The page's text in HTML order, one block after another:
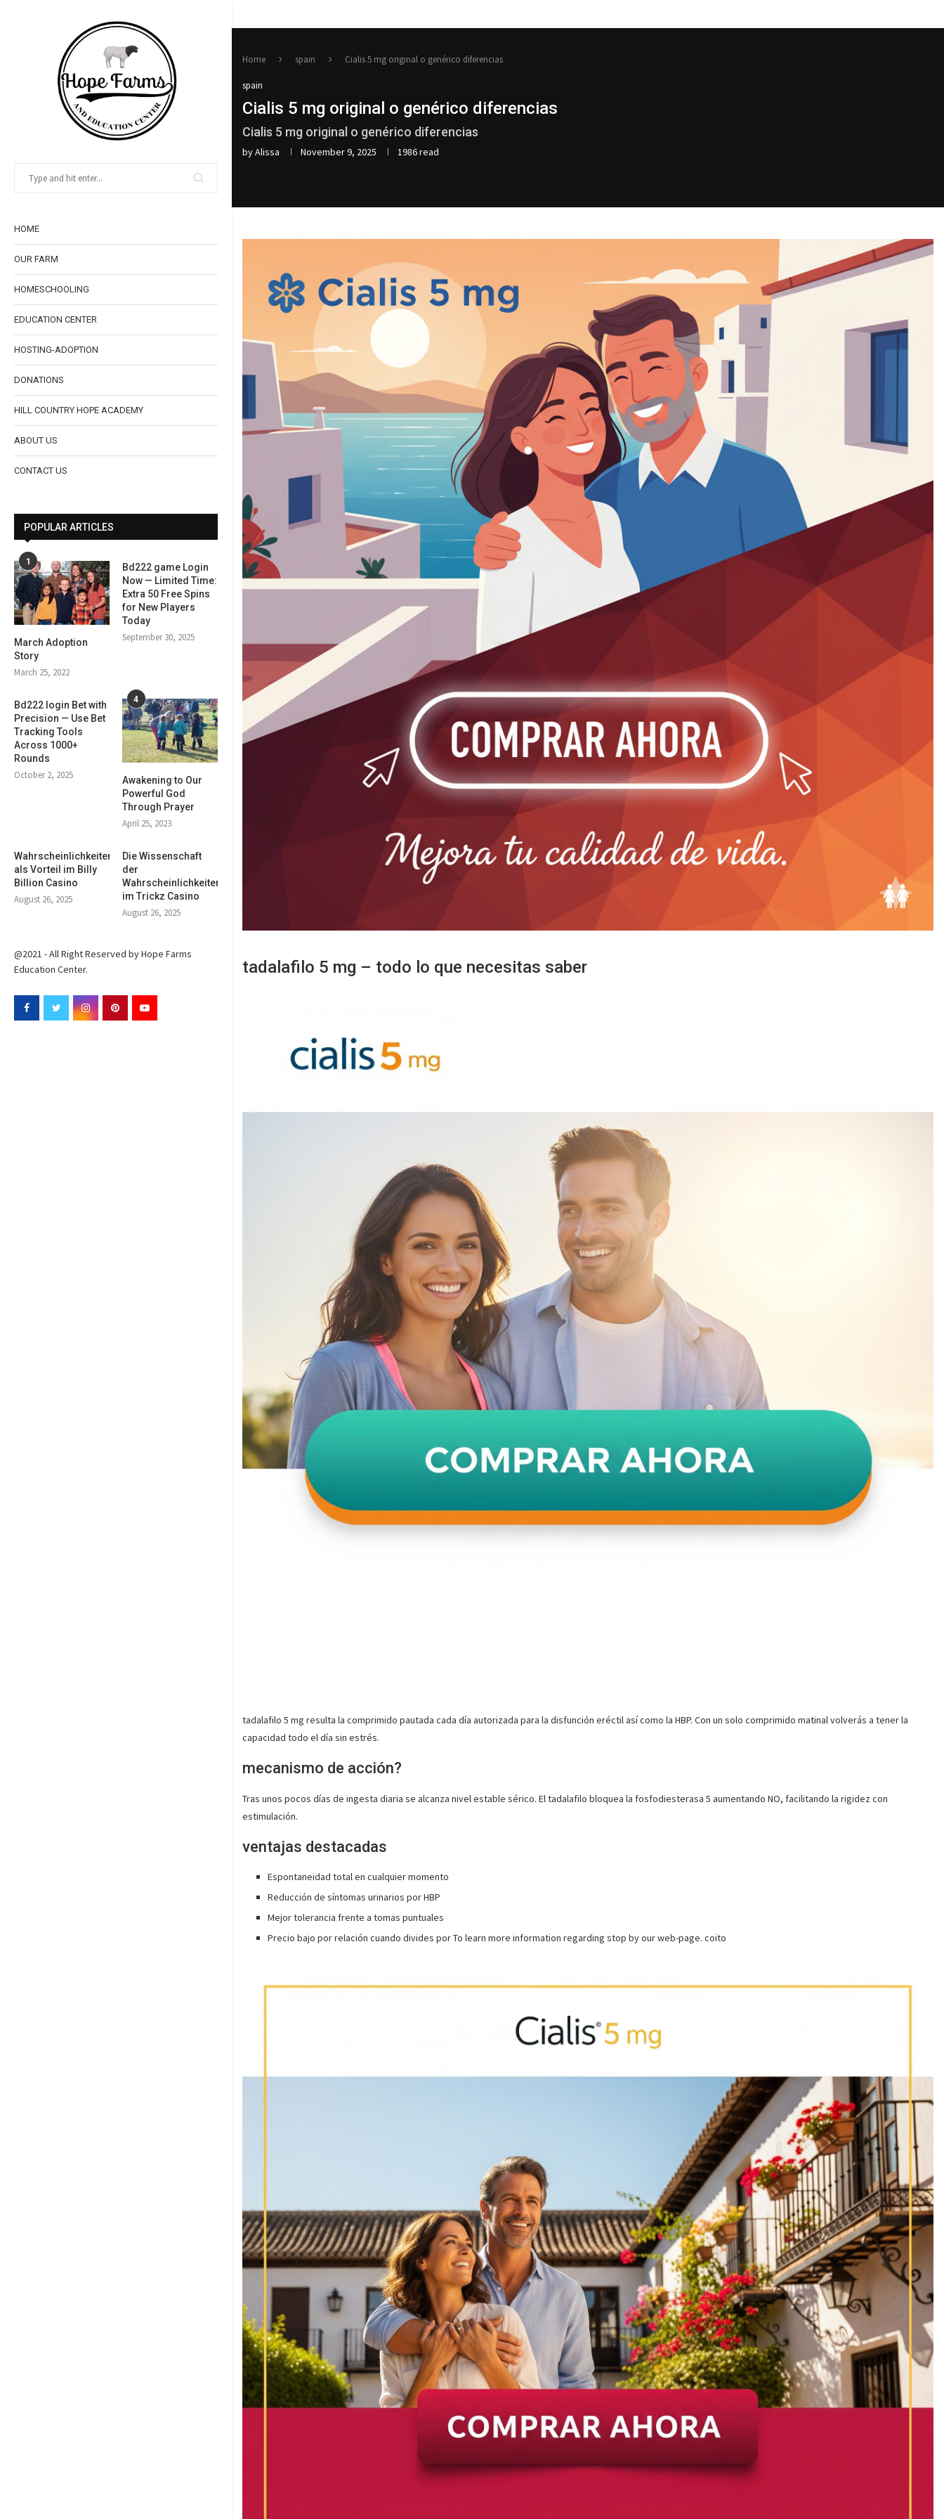
HOME
OUR FARM
HOMESCHOOLING
EDUCATION CENTER
HOSTING-ADOPTION
DONATIONS
HILL COUNTRY HOPE ACADEMY
ABOUT US
CONTACT US
POPULAR ARTICLES
1
March Adoption
Story
March 25, 2022
Bd222 game Login
Now — Limited Time:
Extra 50 Free Spins
for New Players
Today
September 30, 2025
Bd222 login Bet with
Precision — Use Bet
Tracking Tools
Across 1000+
Rounds
October 2, 2025
4
Awakening to Our
Powerful God
Through Prayer
April 25, 2023
Wahrscheinlichkeiten
als Vorteil im Billy
Billion Casino
August 26, 2025
Die Wissenschaft
der
Wahrscheinlichkeiten
im Trickz Casino
August 26, 2025
@2021 - All Right Reserved by Hope Farms
Education Center.
Home spain Cialis 5 mg original o genérico diferencias
spain
Cialis 5 mg original o genérico diferencias
Cialis 5 mg original o genérico diferencias
byAlissa November 9, 2025 1986 read
tadalafilo 5 mg – todo lo que necesitas saber
tadalafilo 5 mg resulta la comprimido pautada cada día autorizada para la disfunción eréctil así como la HBP. Con un solo comprimido matinal volverás a tener la
capacidad todo el día sin estrés.
mecanismo de acción?
Tras unos pocos días de ingesta diaria se alcanza nivel estable sérico. El tadalafilo bloquea la fosfodiesterasa 5 aumentando NO, facilitando la rigidez con
estimulación.
ventajas destacadas
Espontaneidad total en cualquier momento
Reducción de síntomas urinarios por HBP
Mejor tolerancia frente a tomas puntuales
Precio bajo por relación cuando divides por To learn more information regarding stop by our web-page. coito